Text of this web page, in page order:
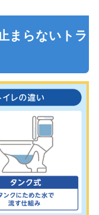
まらないトラ